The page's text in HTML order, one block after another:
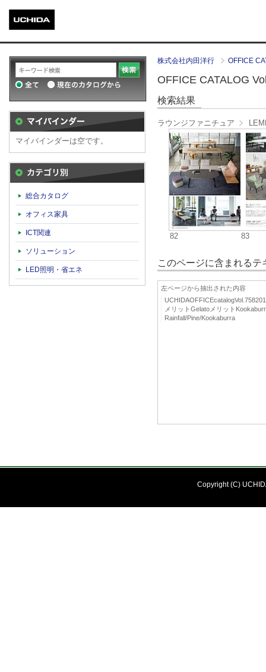
株式会社内田洋行 OFFICE
OFFICE CATALOG
検索結果
ラウンジファニチュア
82 83
このページに含まれる
左ページから抽出された内容
メリットGelatoメリット
Rainfall/Pine/Kookaburra
マイバインダーは空です。
総合カタログ
オフィス家具
ICT関連
ソリューション
LED照明・省エネ
Copyright (C)